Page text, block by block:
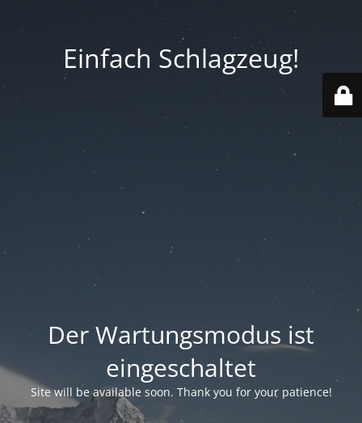
Einfach Schlagzeug!
Der Wartungsmodus ist
eingeschaltet
Site will be available soon. Thank you for your patience!